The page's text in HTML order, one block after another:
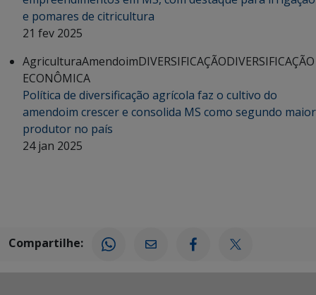
e pomares de citricultura
21 fev 2025
AgriculturaAmendoimDIVERSIFICAÇÃODIVERSIFICAÇÃO
ECONÔMICA
Política de diversificação agrícola faz o cultivo do
amendoim crescer e consolida MS como segundo maior
produtor no país
24 jan 2025
Compartilhe: